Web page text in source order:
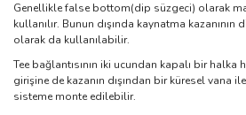
Genellikle false bottom(dip süzgeci) olarak
kullanılır. Bunun dışında kaynatma
olarak da kullanılabilir.
Tee bağlantısının iki ucundan kapalı bir halka
girişine de kazanın dışından bir küresel vana
sisteme monte edilebilir.